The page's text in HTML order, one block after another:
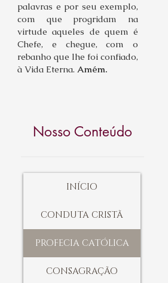
palavras e por seu exemplo,
com que progridam na
virtude aqueles de quem é
Chefe, e chegue, com o
rebanho que lhe foi confiado,
à Vida Eterna. Amém.
Nosso Conteúdo
INÍCIO
CONDUTA CRISTÃ
PROFECIA CATÓLICA
CONSAGRAÇÃO